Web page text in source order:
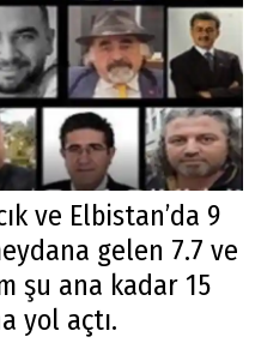
ve Elbistan’da 9
gelen 7.7 ve
şu ana kadar 15
yol açtı.